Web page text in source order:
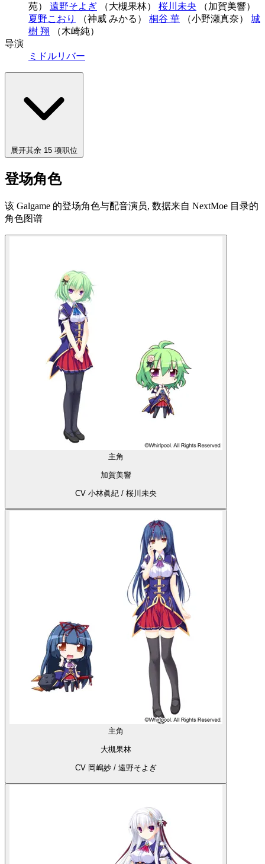
苑） 遠野そよぎ （大槻果林） 桜川未央 （加賀美響）
夏野こおり
（神威 みかる） 桐谷 華 （小野瀬真奈） 城
樹 翔 （木崎純）
导演
ミドルリバー
展开其余 15 项职位
登场角色
该 Galgame 的登场角色与配音演员, 数据来自 NextMoe 目录的
角色图谱
主角
加賀美響
CV 小林眞紀 / 桜川未央
主角
大槻果林
CV 岡嶋妙 / 遠野そよぎ